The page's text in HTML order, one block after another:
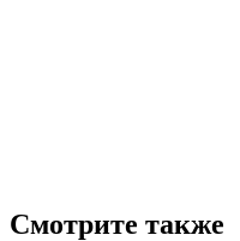
Смотрите также